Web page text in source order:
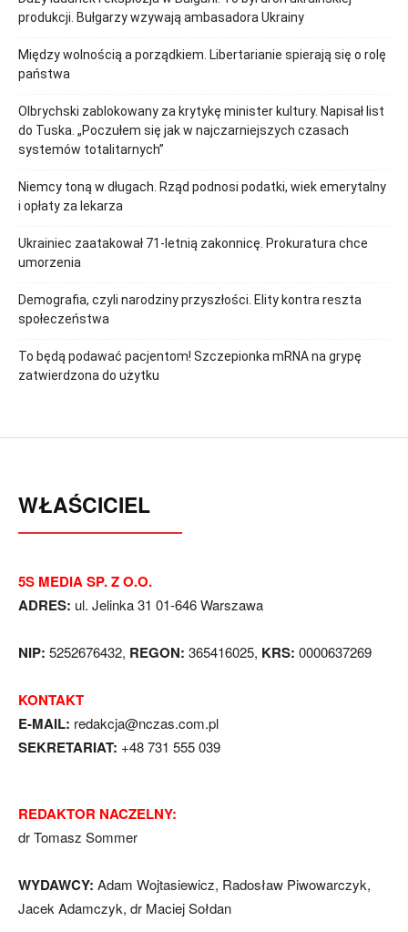
produkcji. Bułgarzy wzywają ambasadora Ukrainy
Między wolnością a porządkiem. Libertarianie spierają się o rolę
państwa
Olbrychski zablokowany za krytykę minister kultury. Napisał list
do Tuska. „Poczułem się jak w najczarniejszych czasach
systemów totalitarnych”
Niemcy toną w długach. Rząd podnosi podatki, wiek emerytalny
i opłaty za lekarza
Ukrainiec zaatakował 71-letnią zakonnicę. Prokuratura chce
umorzenia
Demografia, czyli narodziny przyszłości. Elity kontra reszta
społeczeństwa
To będą podawać pacjentom! Szczepionka mRNA na grypę
zatwierdzona do użytku
WŁAŚCICIEL
5S MEDIA SP. Z O.O.
ADRES: ul. Jelinka 31 01-646 Warszawa
NIP: 5252676432, REGON: 365416025, KRS: 0000637269
KONTAKT
E-MAIL: redakcja@nczas.com.pl
SEKRETARIAT: +48 731 555 039
REDAKTOR NACZELNY:
dr Tomasz Sommer
WYDAWCY: Adam Wojtasiewicz, Radosław Piwowarczyk,
Jacek Adamczyk, dr Maciej Sołdan